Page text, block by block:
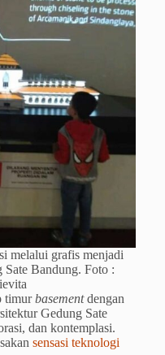
melalui grafis menjadi
Sate Bandung. Foto :
timurbasementdengan
Gedung Sate
dan kontemplasi.
sensasi teknologi